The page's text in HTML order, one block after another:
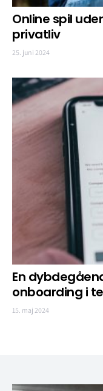
Online spil
privatliv
25. juni 2024
En
onboarding i
15. maj 2024